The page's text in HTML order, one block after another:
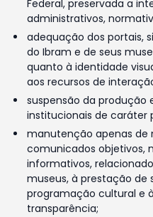
Federal, preservada a
administrativos,
adequação dos portais,
do Ibram e de seus
quanto à identidade
aos recursos de
suspensão da produção
institucionais de caráter
manutenção apenas de
comunicados objetivos,
informativos,
museus, à prestação de
programação cultural e
transparência;